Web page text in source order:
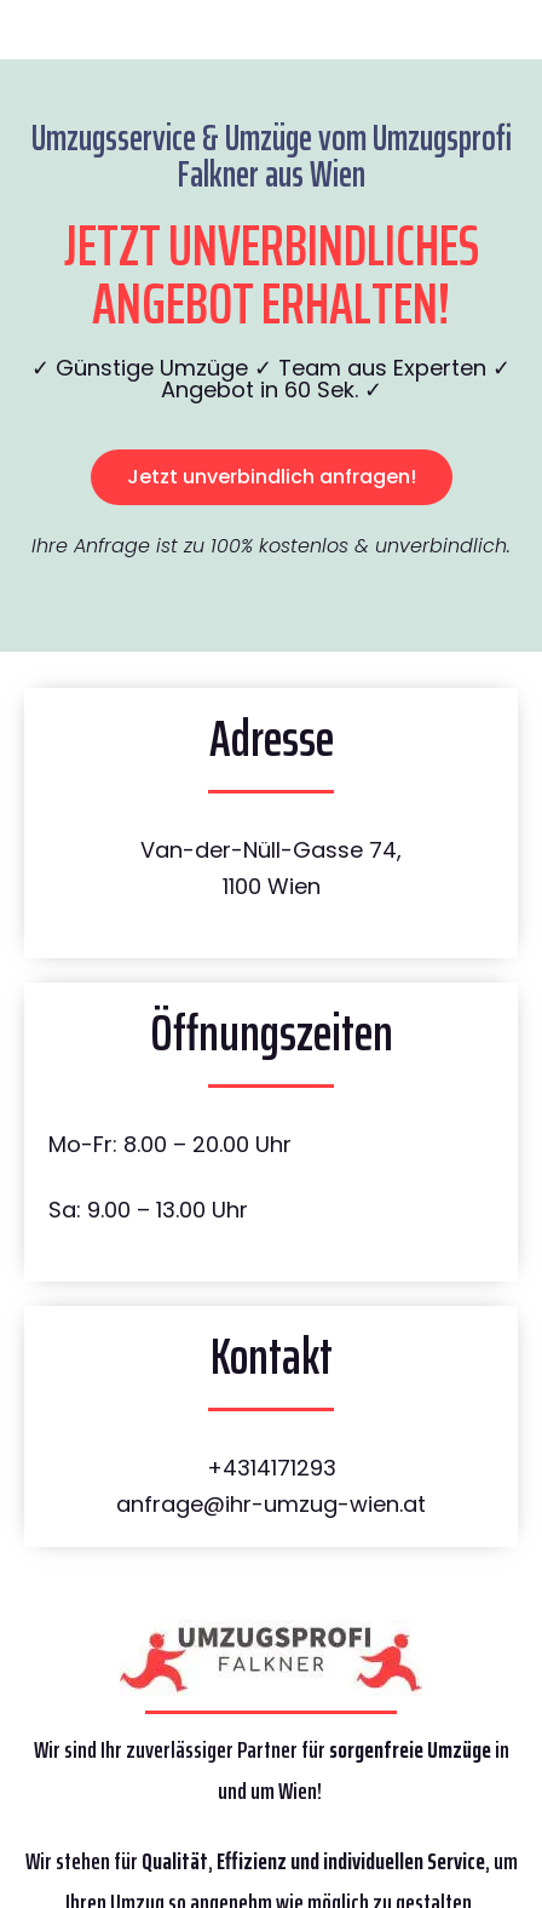
Umzugsservice & Umzüge vom Umzugsprofi
Falkner aus Wien
JETZT UNVERBINDLICHES
ANGEBOT ERHALTEN!
✓ Günstige Umzüge ✓ Team aus Experten ✓
Angebot in 60 Sek. ✓
Jetzt unverbindlich anfragen!
Ihre Anfrage ist zu 100% kostenlos & unverbindlich.
Adresse
Van-der-Nüll-Gasse 74,
1100 Wien
Öffnungszeiten
Mo-Fr: 8.00 – 20.00 Uhr
Sa: 9.00 – 13.00 Uhr
Kontakt
+4314171293
anfrage@ihr-umzug-wien.at
Wir sind Ihr zuverlässiger Partner fürsorgenfreie Umzügein
und um Wien!
Wir stehen fürQualität,Effizienzund individuellen Service, um